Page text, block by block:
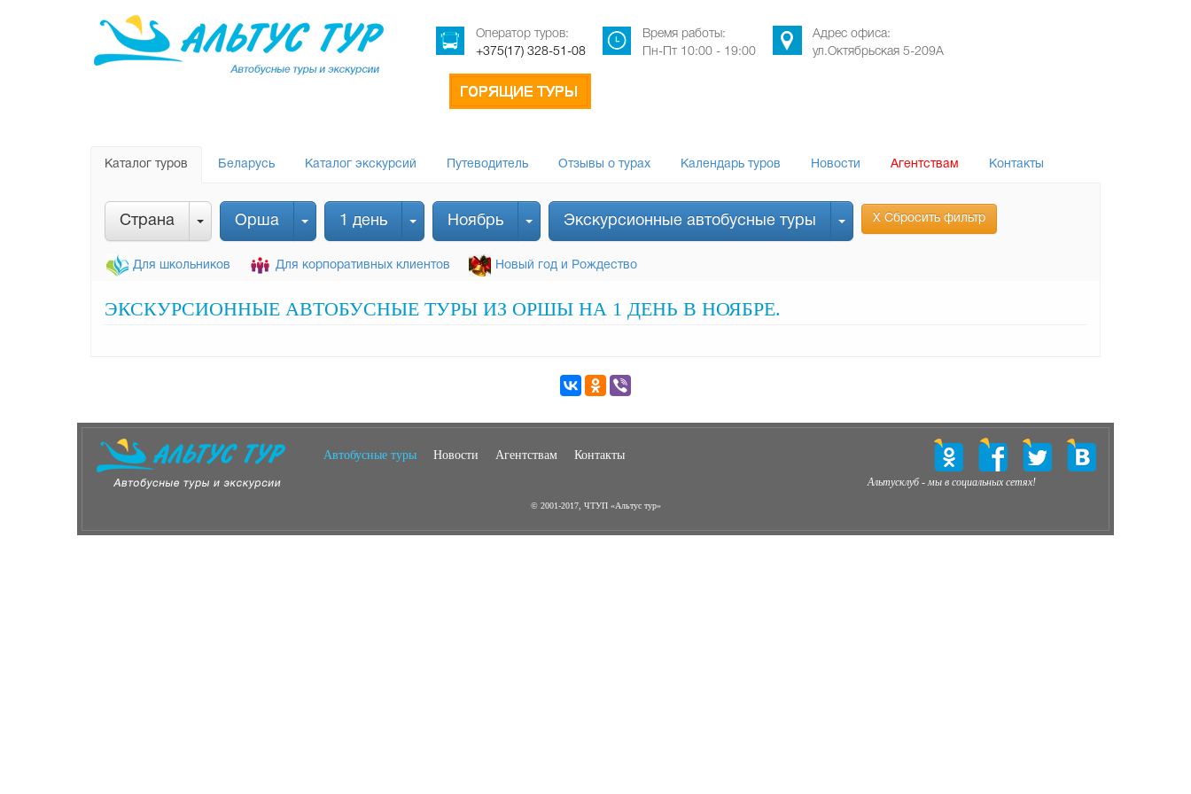
Оператор туров:
+375(17) 328-51-08
Время работы:
Пн-Пт 10:00 - 19:00
Адрес офиса:
ул.Октябрьская 5-209А
Каталог туров Беларусь Каталог экскурсий Путеводитель Отзывы о турах Календарь туров Новости Агентствам Контакты
Страна Орша 1 день Ноябрь Экскурсионные автобусные туры Х Сбросить фильтр
Для школьников Для корпоративных клиентов Новый год и Рождество
ЭКСКУРСИОННЫЕ АВТОБУСНЫЕ ТУРЫ ИЗ ОРШЫ НА 1 ДЕНЬ В НОЯБРЕ.
Автобусные туры Новости Агентствам Контакты
Альтусклуб - мы в социальных сетях!
© 2001-2017, ЧТУП «Альтус тур»